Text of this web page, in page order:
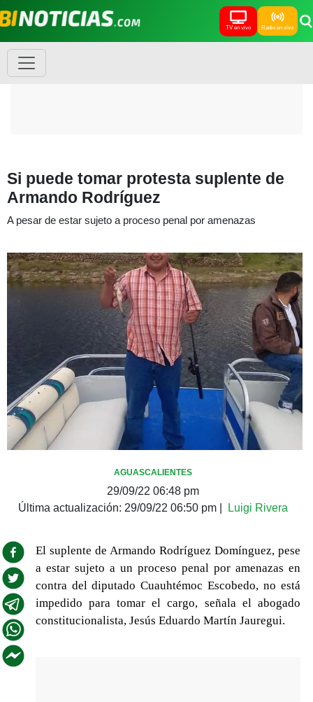
TV en vivo Radio en vivo
Si puede tomar protesta suplente de
Armando Rodríguez
A pesar de estar sujeto a proceso penal por amenazas
AGUASCALIENTES
29/09/22 06:48 pm
Última actualización: 29/09/22 06:50 pm Luigi Rivera
El suplente de Armando Rodríguez Domínguez, pese
a estar sujeto a un proceso penal por amenazas en
contra del diputado Cuauhtémoc Escobedo, no está
impedido para tomar el cargo, señala el abogado
constitucionalista, Jesús Eduardo Martín Jauregui.